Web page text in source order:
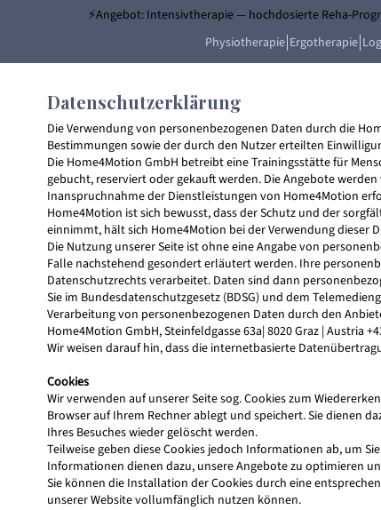
⚡Angebot: Intensivtherapie — hochdosierte Reha-
Physiotherapie Ergotherapie
Datenschutzerklärung
Die Verwendung von personenbezogenen Daten durch die
Bestimmungen sowie der durch den Nutzer erteilten
Die Home4Motion GmbH betreibt eine Trainingsstätte für
gebucht, reserviert oder gekauft werden. Die Angebote
Inanspruchnahme der Dienstleistungen von Home4Motion
Home4Motion ist sich bewusst, dass der Schutz und der
einnimmt, hält sich Home4Motion bei der Verwendung dieser
Die Nutzung unserer Seite ist ohne eine Angabe von
Falle nachstehend gesondert erläutert werden. Ihre
Datenschutzrechts verarbeitet. Daten sind dann
Sie im Bundesdatenschutzgesetz (BDSG) und dem
Verarbeitung von personenbezogenen Daten durch den
Home4Motion GmbH, Steinfeldgasse 63a| 8020 Graz | Austria
Wir weisen darauf hin, dass die internetbasierte
Cookies
Wir verwenden auf unserer Seite sog. Cookies zum
Browser auf Ihrem Rechner ablegt und speichert. Sie dienen
Ihres Besuches wieder gelöscht werden.
Teilweise geben diese Cookies jedoch Informationen ab, um
Informationen dienen dazu, unsere Angebote zu optimieren
Sie können die Installation der Cookies durch eine
unserer Website vollumfänglich nutzen können.